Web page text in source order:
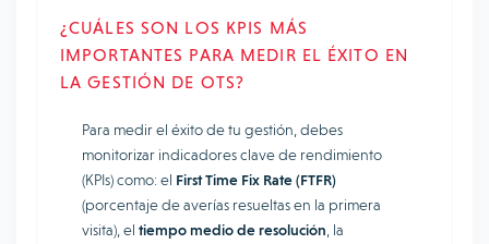
¿CUÁLES SON LOS KPIS MÁS
IMPORTANTES PARA MEDIR EL ÉXITO EN
LA GESTIÓN DE OTS?
Para medir el éxito de tu gestión, debes
monitorizar indicadores clave de rendimiento
(KPIs) como: el First Time Fix Rate (FTFR)
(porcentaje de averías resueltas en la primera
visita), el tiempo medio de resolución , la